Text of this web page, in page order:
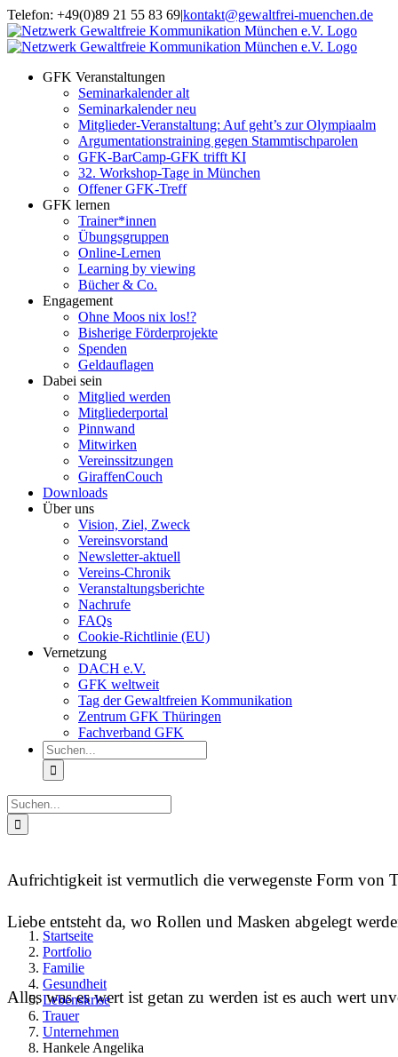
Zum
Inhalt
springen
Telefon: +49(0)89 21 55 83 69|kontakt@gewaltfrei-muenchen.de
Einloggen
Seminarkalender
Infos
zum
GFK Veranstaltungen
Seminarkalender alt
Seminarkalender neu
Mitglieder-Veranstaltung: Auf geht’s zur Olympiaalm
Argumentationstraining gegen Stammtischparolen
GFK-BarCamp-GFK trifft KI
32. Workshop-Tage in München
Offener GFK-Treff
GFK lernen
Trainer*innen
Übungsgruppen
Online-Lernen
Learning by viewing
Bücher & Co.
Engagement
Ohne Moos nix los!?
Bisherige Förderprojekte
Spenden
Geldauflagen
Dabei sein
Mitglied werden
Mitgliederportal
Pinnwand
Mitwirken
Vereinssitzungen
GiraffenCouch
Downloads
Über uns
Vision, Ziel, Zweck
Vereinsvorstand
Newsletter-aktuell
Vereins-Chronik
Veranstaltungsberichte
Nachrufe
FAQs
Cookie-Richtlinie (EU)
Vernetzung
DACH e.V.
GFK weltweit
Tag der Gewaltfreien Kommunikation
Zentrum GFK Thüringen
Fachverband GFK
Suche
nach:
Suche
nach:
Aufrichtigkeit ist vermutlich die verwegenste Form von
Liebe entsteht da, wo Rollen und Masken abgelegt
Alles was es wert ist getan zu werden ist es auch wert
Startseite
Portfolio
Familie
Gesundheit
Lebenskrise
Trauer
Unternehmen
Hankele Angelika